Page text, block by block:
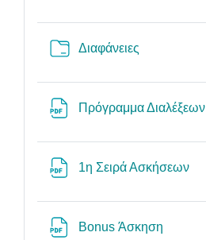
Διαφάνειες
Πρόγραμμα Διαλέξεων
1η Σειρά Ασκήσεων
Bonus Άσκηση